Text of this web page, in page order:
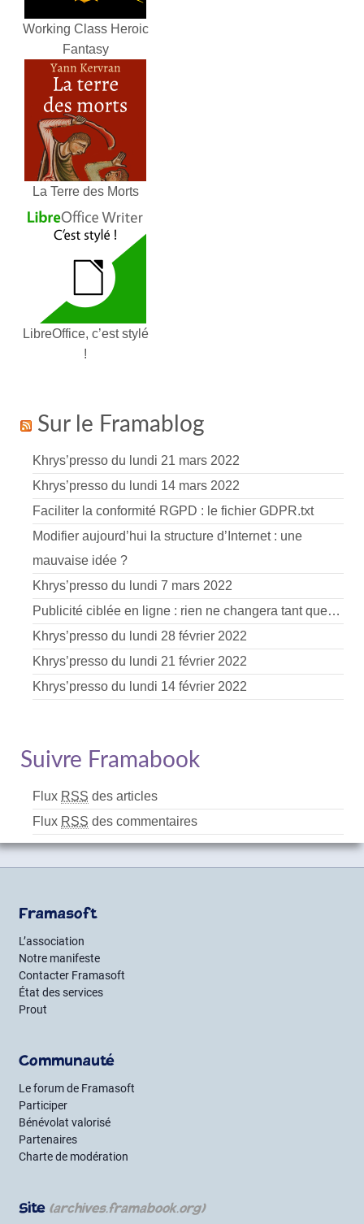
Working Class Heroic
Fantasy
La Terre des Morts
LibreOffice, c’est stylé
!
Sur le Framablog
Khrys’presso du lundi 21 mars 2022
Khrys’presso du lundi 14 mars 2022
Faciliter la conformité RGPD : le fichier GDPR.txt
Modifier aujourd’hui la structure d’Internet : une
mauvaise idée ?
Khrys’presso du lundi 7 mars 2022
Publicité ciblée en ligne : rien ne changera tant que…
Khrys’presso du lundi 28 février 2022
Khrys’presso du lundi 21 février 2022
Khrys’presso du lundi 14 février 2022
Suivre Framabook
Flux RSS des articles
Flux RSS des commentaires
Framasoft
L’association
Notre manifeste
Contacter Framasoft
État des services
Prout
Communauté
Le forum de Framasoft
Participer
Bénévolat valorisé
Partenaires
Charte de modération
Site (archives.framabook.org)